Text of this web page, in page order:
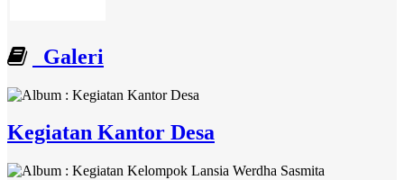
Galeri
Kegiatan Kantor Desa